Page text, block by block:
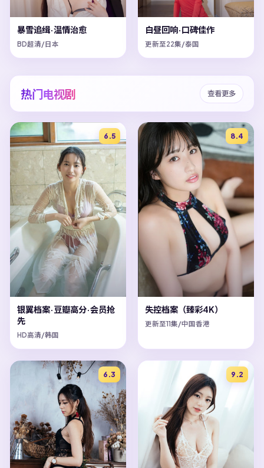
暴雪追缉·温情治愈
BD超清/日本
白昼回响·口碑佳作
更新至22集/泰国
热门电视剧 查看更多
6.5
银翼档案·豆瓣高分·会员抢
先
HD高清/韩国
8.4
失控档案（臻彩4K）
更新至11集/中国香港
6.3 9.2